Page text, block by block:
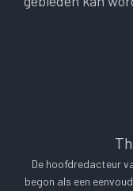
De hoofdredacteur
begon als een